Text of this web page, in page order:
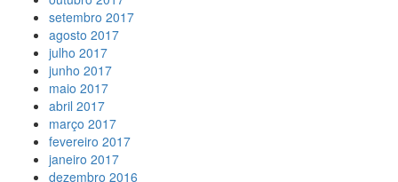
setembro 2017
agosto 2017
julho 2017
junho 2017
maio 2017
abril 2017
março 2017
fevereiro 2017
janeiro 2017
dezembro 2016